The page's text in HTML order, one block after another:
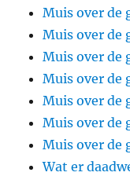
Muis over de
Muis over de
Muis over de
Muis over de
Muis over de
Muis over de
Muis over de
Wat er